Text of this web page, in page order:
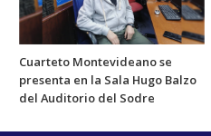
Cuarteto Montevideano se
presenta en la Sala Hugo Balzo
del Auditorio del Sodre